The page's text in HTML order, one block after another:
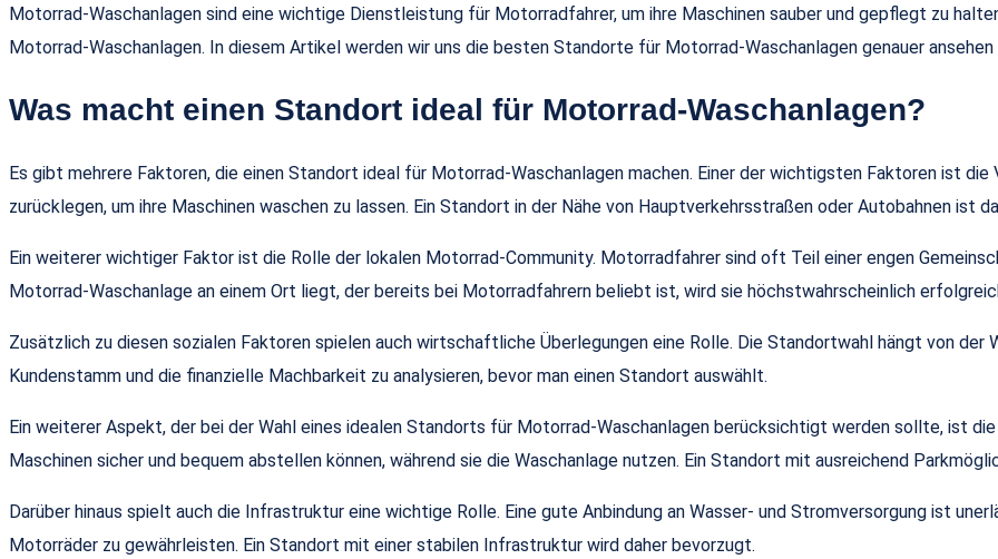
Motorrad-Waschanlagen sind eine wichtige Dienstleistung für Motorradfahrer, um ihre Maschinen sauber und gepflegt zu
Motorrad-Waschanlagen. In diesem Artikel werden wir uns die besten Standorte für Motorrad-Waschanlagen genauer
Was macht einen Standort ideal für Motorrad-Waschanlagen?
Es gibt mehrere Faktoren, die einen Standort ideal für Motorrad-Waschanlagen machen. Einer der wichtigsten Faktoren ist
zurücklegen, um ihre Maschinen waschen zu lassen. Ein Standort in der Nähe von Hauptverkehrsstraßen oder Autobahnen ist
Ein weiterer wichtiger Faktor ist die Rolle der lokalen Motorrad-Community. Motorradfahrer sind oft Teil einer engen
Motorrad-Waschanlage an einem Ort liegt, der bereits bei Motorradfahrern beliebt ist, wird sie höchstwahrscheinlich
Zusätzlich zu diesen sozialen Faktoren spielen auch wirtschaftliche Überlegungen eine Rolle. Die Standortwahl hängt von
Kundenstamm und die finanzielle Machbarkeit zu analysieren, bevor man einen Standort auswählt.
Ein weiterer Aspekt, der bei der Wahl eines idealen Standorts für Motorrad-Waschanlagen berücksichtigt werden sollte, ist
Maschinen sicher und bequem abstellen können, während sie die Waschanlage nutzen. Ein Standort mit ausreichend
Darüber hinaus spielt auch die Infrastruktur eine wichtige Rolle. Eine gute Anbindung an Wasser- und Stromversorgung ist
Motorräder zu gewährleisten. Ein Standort mit einer stabilen Infrastruktur wird daher bevorzugt.